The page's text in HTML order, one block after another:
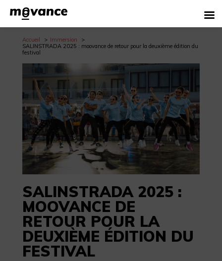
Accueil
Immersion
SALINSTRADA 2025 : moovance de retour pour la deuxième édition du
festival
SALINSTRADA 2025 :
MOOVANCE DE
RETOUR POUR LA
DEUXIÈME ÉDITION DU
FESTIVAL